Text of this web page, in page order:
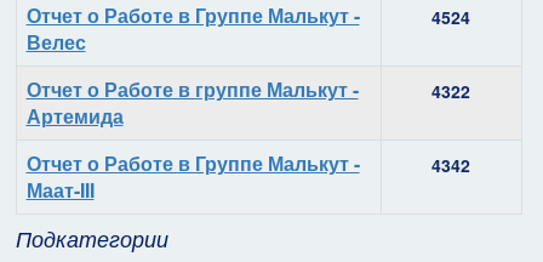
Отчет о Работе в Группе Малькут -
Велес
4524
Отчет о Работе в группе Малькут -
Артемида
4322
Отчет о Работе в Группе Малькут -
Маат-III
4342
Подкатегории